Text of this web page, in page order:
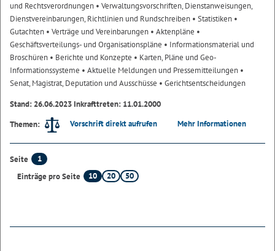
und Rechtsverordnungen • Verwaltungsvorschriften, Dienstanweisungen,
Dienstvereinbarungen, Richtlinien und Rundschreiben • Statistiken •
Gutachten • Verträge und Vereinbarungen • Aktenpläne •
Geschäftsverteilungs- und Organisationspläne • Informationsmaterial und
Broschüren • Berichte und Konzepte • Karten, Pläne und Geo-
Informationssysteme • Aktuelle Meldungen und Pressemitteilungen •
Senat, Magistrat, Deputation und Ausschüsse • Gerichtsentscheidungen
Stand: 26.06.2023 Inkrafttreten: 11.01.2000
Themen:
Vorschrift direkt aufrufen Mehr Informationen
Seite
1
Einträge pro Seite
10 20 50